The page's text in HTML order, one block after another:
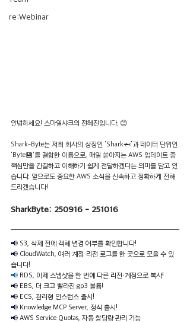
re:Webinar
안녕하세요! 스마일샤크의 전혜진입니다. 😊
Shark-Byte는 저희 회사의 상징인 'Shark🦈'과 데이터 단위인
'Byte💾'를 결합한 이름으로, 매일 쏟아지는 AWS 업데이트 중
핵심만을 간결하고 이해하기 쉽게 전달하겠다는 의미를 담고 있
습니다. 앞으로도 중요한 AWS 소식을 신속하고 정확하게 전해
드리겠습니다!
SharkByte: 250916 - 251016
📢 S3, 삭제 전에 객체 변경 여부를 확인합니다!
📢 CloudWatch, 여러 계정·리전 로그를 한 곳으로 모을 수 있
습니다!
📢 RDS, 이제 스냅샷을 한 번에 다른 리전·계정으로 복사!
📢 EBS, 더 크고 빨라진 gp3 볼륨!
📢 ECS, 관리형 인스턴스 출시!
📢 Knowledge MCP Server, 정식 출시!
📢 AWS Service Quotas, 자동 할당량 관리 가능